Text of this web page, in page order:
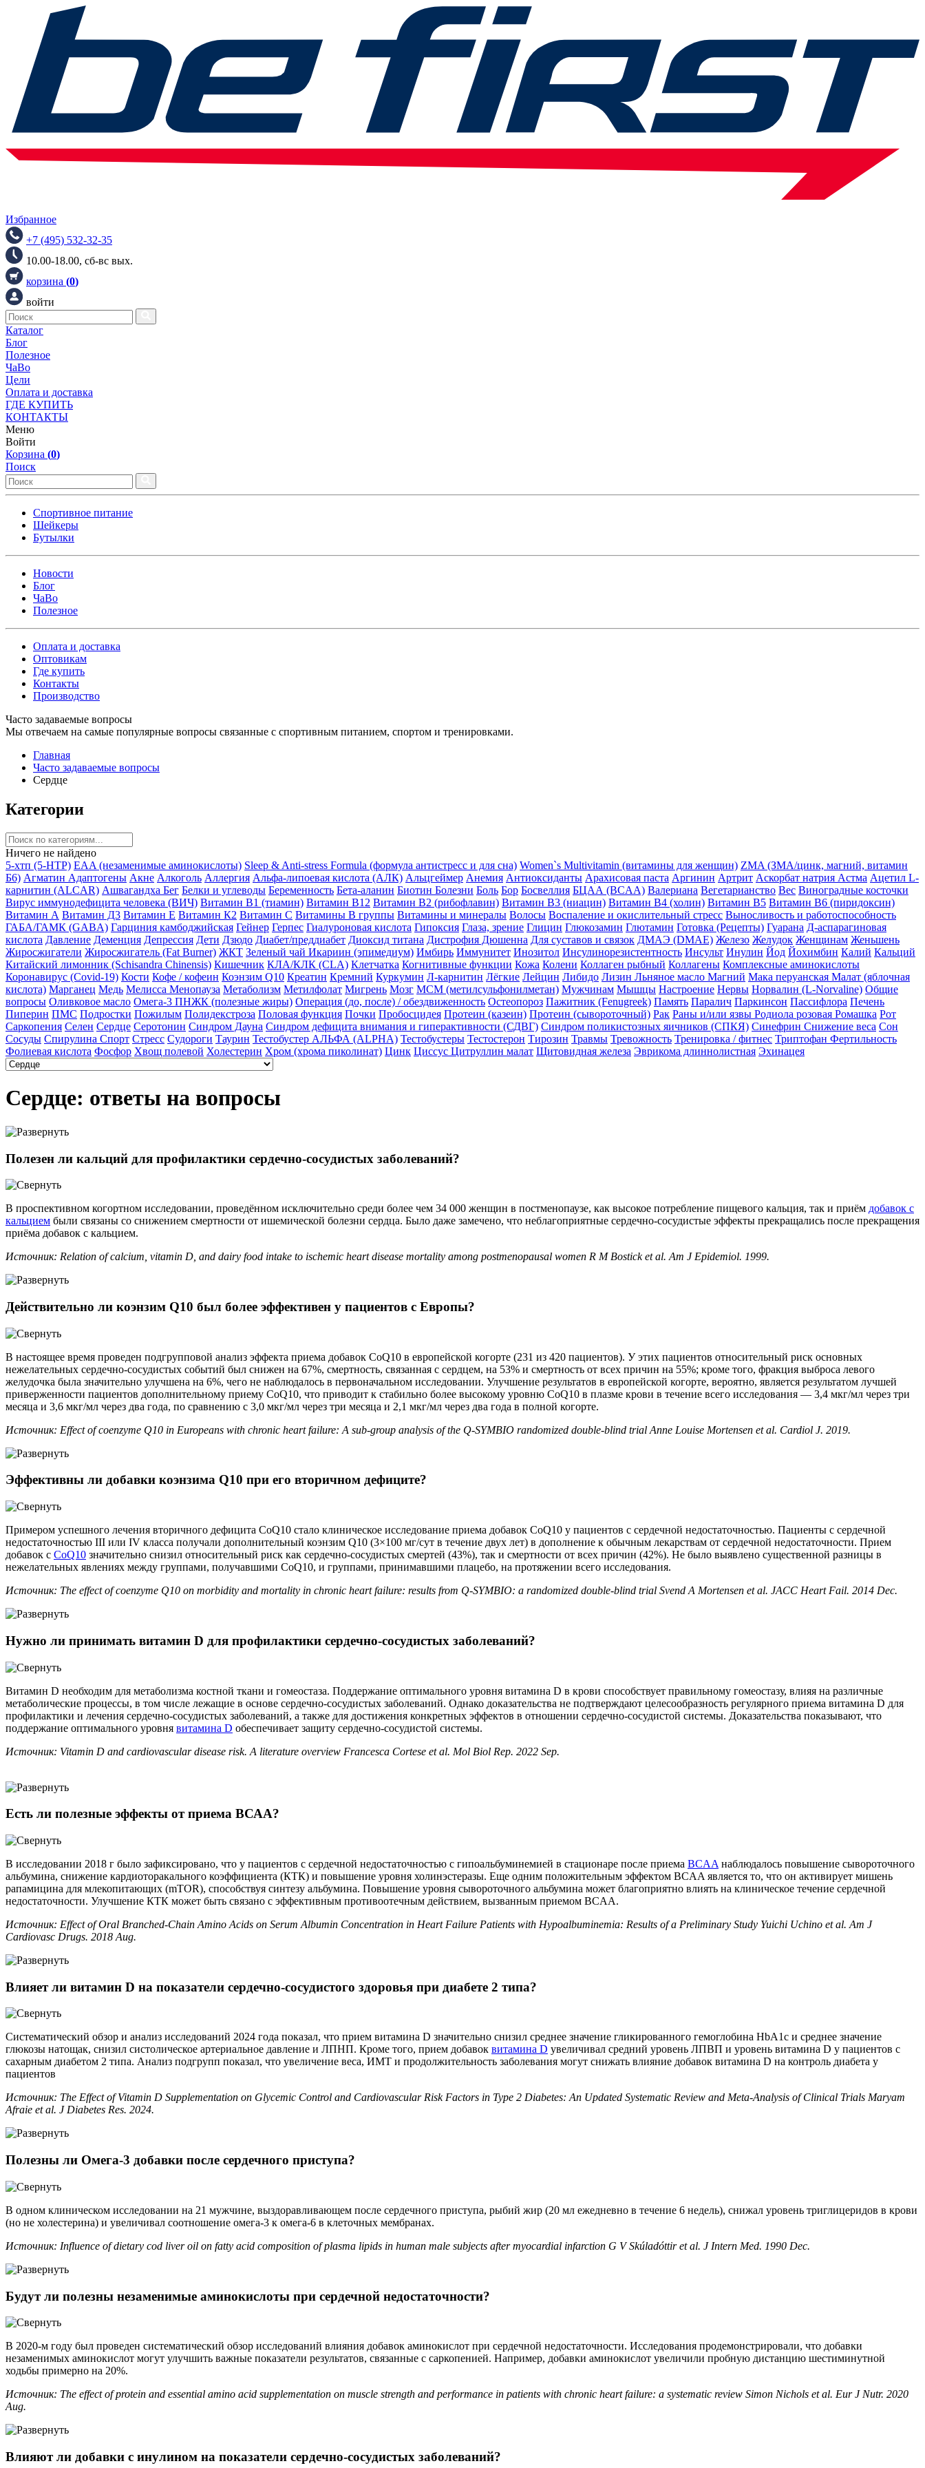
Избранное
+7 (495) 532-32-35
10.00-18.00, сб-вс вых.
корзина (0)
войти
Каталог
Блог
Полезное
ЧаВо
Цели
Оплата и доставка
ГДЕ КУПИТЬ
КОНТАКТЫ
Меню
Войти
Корзина (0)
Поиск
Спортивное питание
Шейкеры
Бутылки
Новости
Блог
ЧаВо
Полезное
Оплата и доставка
Оптовикам
Где купить
Контакты
Производство
Часто задаваемые вопросы
Мы отвечаем на самые популярные вопросы связанные с спортивным питанием, спортом и тренировками.
Главная
Часто задаваемые вопросы
Сердце
Категории
Ничего не найдено
5-хтп (5-HTP) EAA (незаменимые аминокислоты) Sleep & Anti-stress Formula (формула антистресс и для сна) Women`s Multivitamin (витамины для женщин) ZMA (ЗМА/цинк, магний, витамин
Б6) Агматин Адаптогены Акне Алкоголь Аллергия Альфа-липоевая кислота (АЛК) Альцгеймер Анемия Антиоксиданты Арахисовая паста Аргинин Артрит Аскорбат натрия Астма Ацетил L-
карнитин (ALCAR) Ашвагандха Бег Белки и углеводы Беременность Бета-аланин Биотин Болезни Боль Бор Босвеллия БЦАА (BCAA) Валериана Вегетарианство Вес Виноградные косточки
Вирус иммунодефицита человека (ВИЧ) Витамин B1 (тиамин) Витамин B12 Витамин B2 (рибофлавин) Витамин B3 (ниацин) Витамин B4 (холин) Витамин B5 Витамин B6 (пиридоксин)
Витамин А Витамин Д3 Витамин Е Витамин К2 Витамин С Витамины B группы Витамины и минералы Волосы Воспаление и окислительный стресс Выносливость и работоспособность
ГАБА/ГАМК (GABA) Гарциния камбоджийская Гейнер Герпес Гиалуроновая кислота Гипоксия Глаза, зрение Глицин Глюкозамин Глютамин Готовка (Рецепты) Гуарана Д-аспарагиновая
кислота Давление Деменция Депрессия Дети Дзюдо Диабет/преддиабет Диоксид титана Дистрофия Дюшенна Для суставов и связок ДМАЭ (DMAE) Железо Желудок Женщинам Женьшень
Жиросжигатели Жиросжигатель (Fat Burner) ЖКТ Зеленый чай Икариин (эпимедиум) Имбирь Иммунитет Инозитол Инсулинорезистентность Инсульт Инулин Йод Йохимбин Калий Кальций
Китайский лимонник (Schisandra Chinensis) Кишечник КЛА/КЛК (CLA) Клетчатка Когнитивные функции Кожа Колени Коллаген рыбный Коллагены Комплексные аминокислоты
Коронавирус (Covid-19) Кости Кофе / кофеин Коэнзим Q10 Креатин Кремний Куркумин Л-карнитин Лёгкие Лейцин Либидо Лизин Льняное масло Магний Мака перуанская Малат (яблочная
кислота) Марганец Медь Мелисса Менопауза Метаболизм Метилфолат Мигрень Мозг МСМ (метилсульфонилметан) Мужчинам Мышцы Настроение Нервы Норвалин (L-Norvaline) Общие
вопросы Оливковое масло Омега-3 ПНЖК (полезные жиры) Операция (до, после) / обездвиженность Остеопороз Пажитник (Fenugreek) Память Паралич Паркинсон Пассифлора Печень
Пиперин ПМС Подростки Пожилым Полидекстроза Половая функция Почки Пробосцидея Протеин (казеин) Протеин (сывороточный) Рак Раны и/или язвы Родиола розовая Ромашка Рот
Саркопения Селен Сердце Серотонин Синдром Дауна Синдром дефицита внимания и гиперактивности (СДВГ) Синдром поликистозных яичников (СПКЯ) Синефрин Снижение веса Сон
Сосуды Спирулина Спорт Стресс Судороги Таурин Тестобустер АЛЬФА (ALPHA) Тестобустеры Тестостерон Тирозин Травмы Тревожность Тренировка / фитнес Триптофан Фертильность
Фолиевая кислота Фосфор Хвощ полевой Холестерин Хром (хрома пиколинат) Цинк Циссус Цитруллин малат Щитовидная железа Эврикома длиннолистная Эхинацея
Сердце: ответы на вопросы
Полезен ли кальций для профилактики сердечно-сосудистых заболеваний?
В проспективном когортном исследовании, проведённом исключительно среди более чем 34 000 женщин в постменопаузе, как высокое потребление пищевого кальция, так и приём добавок с
кальцием были связаны со снижением смертности от ишемической болезни сердца. Было даже замечено, что неблагоприятные сердечно-сосудистые эффекты прекращались после прекращения
приёма добавок с кальцием.
Источник: Relation of calcium, vitamin D, and dairy food intake to ischemic heart disease mortality among postmenopausal women R M Bostick et al. Am J Epidemiol. 1999.
Действительно ли коэнзим Q10 был более эффективен у пациентов с Европы?
В настоящее время проведен подгрупповой анализ эффекта приема добавок CoQ10 в европейской когорте (231 из 420 пациентов). У этих пациентов относительный риск основных
нежелательных сердечно-сосудистых событий был снижен на 67%, смертность, связанная с сердцем, на 53% и смертность от всех причин на 55%; кроме того, фракция выброса левого
желудочка была значительно улучшена на 6%, чего не наблюдалось в первоначальном исследовании. Улучшение результатов в европейской когорте, вероятно, является результатом лучшей
приверженности пациентов дополнительному приему CoQ10, что приводит к стабильно более высокому уровню CoQ10 в плазме крови в течение всего исследования — 3,4 мкг/мл через три
месяца и 3,6 мкг/мл через два года, по сравнению с 3,0 мкг/мл через три месяца и 2,1 мкг/мл через два года в полной когорте.
Источник: Effect of coenzyme Q10 in Europeans with chronic heart failure: A sub-group analysis of the Q-SYMBIO randomized double-blind trial Anne Louise Mortensen et al. Cardiol J. 2019.
Эффективны ли добавки коэнзима Q10 при его вторичном дефиците?
Примером успешного лечения вторичного дефицита CoQ10 стало клиническое исследование приема добавок CoQ10 у пациентов с сердечной недостаточностью. Пациенты с сердечной
недостаточностью III или IV класса получали дополнительный коэнзим Q10 (3×100 мг/сут в течение двух лет) в дополнение к обычным лекарствам от сердечной недостаточности. Прием
добавок с CoQ10 значительно снизил относительный риск как сердечно-сосудистых смертей (43%), так и смертности от всех причин (42%). Не было выявлено существенной разницы в
нежелательных явлениях между группами, получавшими CoQ10, и группами, принимавшими плацебо, на протяжении всего исследования.
Источник: The effect of coenzyme Q10 on morbidity and mortality in chronic heart failure: results from Q-SYMBIO: a randomized double-blind trial Svend A Mortensen et al. JACC Heart Fail. 2014 Dec.
​Нужно ли принимать витамин D для профилактики сердечно-сосудистых заболеваний?
Витамин D необходим для метаболизма костной ткани и гомеостаза. Поддержание оптимального уровня витамина D в крови способствует правильному гомеостазу, влияя на различные
метаболические процессы, в том числе лежащие в основе сердечно-сосудистых заболеваний. Однако доказательства не подтверждают целесообразность регулярного приема витамина D для
профилактики и лечения сердечно-сосудистых заболеваний, а также для достижения конкретных эффектов в отношении сердечно-сосудистой системы. Доказательства показывают, что
поддержание оптимального уровня витамина D обеспечивает защиту сердечно-сосудистой системы.
Источник: Vitamin D and cardiovascular disease risk. A literature overview Francesca Cortese et al. Mol Biol Rep. 2022 Sep.
Есть ли полезные эффекты от приема ВСАА?
В исследовании 2018 г было зафиксировано, что у пациентов с сердечной недостаточностью с гипоальбуминемией в стационаре после приема BCAA наблюдалось повышение сывороточного
альбумина, снижение кардиоторакального коэффициента (КТК) и повышение уровня холинэстеразы. Еще одним положительным эффектом BCAA является то, что он активирует мишень
рапамицина для млекопитающих (mTOR), способствуя синтезу альбумина. Повышение уровня сывороточного альбумина может благоприятно влиять на клиническое течение сердечной
недостаточности. Улучшение КТК может быть связано с эффективным противоотечным действием, вызванным приемом BCAA.
Источник: Effect of Oral Branched-Chain Amino Acids on Serum Albumin Concentration in Heart Failure Patients with Hypoalbuminemia: Results of a Preliminary Study Yuichi Uchino et al. Am J
Cardiovasc Drugs. 2018 Aug.
Влияет ли витамин D на показатели сердечно-сосудистого здоровья при диабете 2 типа?
Систематический обзор и анализ исследований 2024 года показал, что прием витамина D значительно снизил среднее значение гликированного гемоглобина HbA1c и среднее значение
глюкозы натощак, снизил систолическое артериальное давление и ЛПНП. Кроме того, прием добавок витамина D увеличивал средний уровень ЛПВП и уровень витамина D у пациентов с
сахарным диабетом 2 типа. Анализ подгрупп показал, что увеличение веса, ИМТ и продолжительность заболевания могут снижать влияние добавок витамина D на контроль диабета у
пациентов
Источник: The Effect of Vitamin D Supplementation on Glycemic Control and Cardiovascular Risk Factors in Type 2 Diabetes: An Updated Systematic Review and Meta-Analysis of Clinical Trials Maryam
Afraie et al. J Diabetes Res. 2024.
Полезны ли Омега-3 добавки после сердечного приступа?
В одном клиническом исследовании на 21 мужчине, выздоравливающем после сердечного приступа, рыбий жир (20 мл ежедневно в течение 6 недель), снижал уровень триглицеридов в крови
(но не холестерина) и увеличивал соотношение омега-3 к омега-6 в клеточных мембранах.
Источник: Influence of dietary cod liver oil on fatty acid composition of plasma lipids in human male subjects after myocardial infarction G V Skúladóttir et al. J Intern Med. 1990 Dec.
Будут ли полезны незаменимые аминокислоты при сердечной недостаточности?
В 2020-м году был проведен систематический обзор исследований влияния добавок аминокислот при сердечной недостаточности. Исследования продемонстрировали, что добавки
незаменимых аминокислот могут улучшить важные показатели результатов, связанные с саркопенией. Например, добавки аминокислот увеличили пробную дистанцию шестиминутной
ходьбы примерно на 20%.
Источник: The effect of protein and essential amino acid supplementation on muscle strength and performance in patients with chronic heart failure: a systematic review Simon Nichols et al. Eur J Nutr. 2020
Aug.
Влияют ли добавки с инулином на показатели сердечно-сосудистых заболеваний?